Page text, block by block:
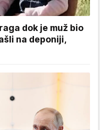
dok je muž bio
na deponiji,